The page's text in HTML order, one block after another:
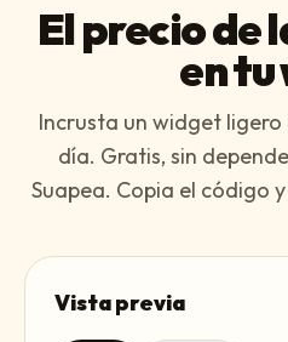
El precio de
en tu
Incrusta un widget ligero
día. Gratis, sin
Suapea. Copia el código
Vista previa